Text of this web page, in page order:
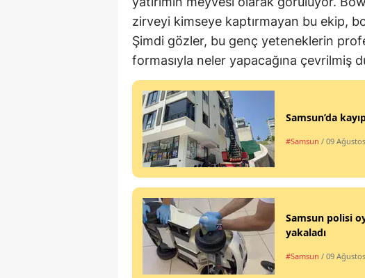
zirveyi kimseye kaptırmayan bu ekip,
Şimdi gözler, bu genç yeteneklerin
formasıyla neler yapacağına çevrilmiş
Samsun’da
#Samsun / 09
Samsun polisi
yakaladı
#Samsun / 09